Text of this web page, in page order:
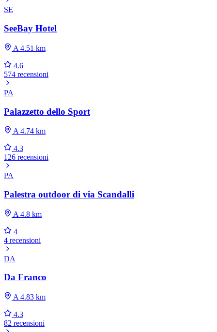
SE
SeeBay Hotel
A 4.51 km
4.6
574 recensioni
PA
Palazzetto dello Sport
A 4.74 km
4.3
126 recensioni
PA
Palestra outdoor di via Scandalli
A 4.8 km
4
4 recensioni
DA
Da Franco
A 4.83 km
4.3
82 recensioni